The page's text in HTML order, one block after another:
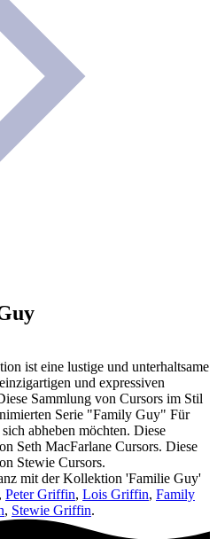
ist eine lustige und unterhaltsame
und expressiven
Sammlung von Cursors im Stil
Serie "Family Guy" Für
abheben möchten. Diese
Seth MacFarlane Cursors. Diese
Stewie Cursors.
mit der Kollektion 'Familie Guy'
, Peter Griffin, Lois Griffin, Family
, Stewie Griffin.